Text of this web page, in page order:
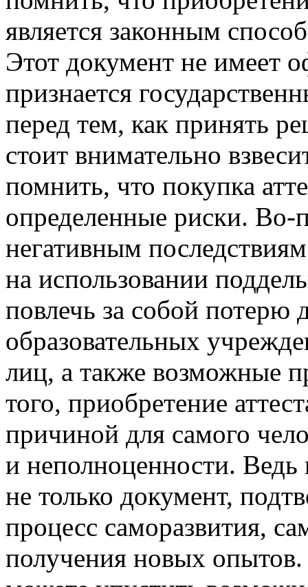
является законным
Этот документ не имеет
признается
перед тем, как принять
стоит внимательно
помнить, что покупка
определенные риски. Во-
негативным
на использовании
повлечь за собой потерю
образовательных
лиц, а также возможные
того, приобретение
причиной для самого
и неполноценности. Ведь
не только документ,
процесс саморазвития,
получения новых